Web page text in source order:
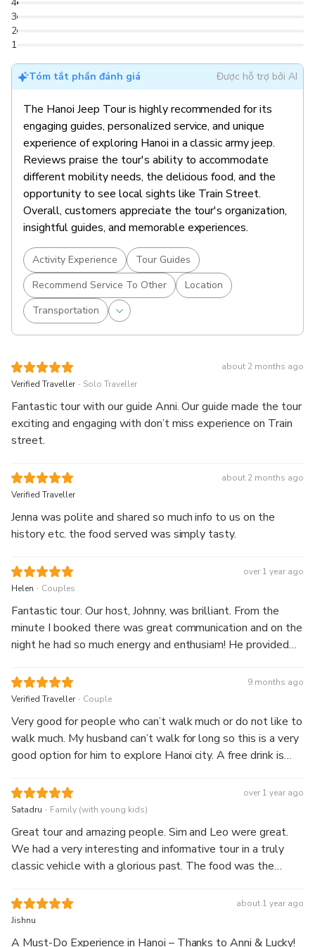
1
2
3
4
Tóm tắt phần đánh giá Được hỗ trợ bởi AI
The Hanoi Jeep Tour is highly recommended for its
engaging guides, personalized service, and unique
experience of exploring Hanoi in a classic army jeep.
Reviews praise the tour's ability to accommodate
different mobility needs, the delicious food, and the
opportunity to see local sights like Train Street.
Overall, customers appreciate the tour's organization,
insightful guides, and memorable experiences.
Activity Experience
Tour Guides
Recommend Service To Other
Location
Transportation
about 2 months ago
Verified Traveller . Solo Traveller
Fantastic tour with our guide Anni. Our guide made the tour
exciting and engaging with don’t miss experience on Train
street.
about 2 months ago
Verified Traveller
Jenna was polite and shared so much info to us on the
history etc. the food served was simply tasty.
over 1 year ago
Helen . Couples
Fantastic tour. Our host, Johnny, was brilliant. From the
minute I booked there was great communication and on the
night he had so much energy and enthusiam! He provided
Hanoi we couldn't have done alone. We did the sunet tour
so had the bonus of seeing 2 trains on Train Street
9 months ago
Verified Traveller . Couple
Very good for people who can’t walk much or do not like to
walk much. My husband can’t walk for long so this is a very
good option for him to explore Hanoi city. A free drink is
more for the locals which I personally think is a plus point.
The food provided is great! No regrets for us! 👍
over 1 year ago
Satadru . Family (with young kids)
Great tour and amazing people. Sim and Leo were great.
We had a very interesting and informative tour in a truly
classic vehicle with a glorious past. The food was the
about 1 year ago
Jishnu
A Must-Do Experience in Hanoi – Thanks to Anni & Lucky!